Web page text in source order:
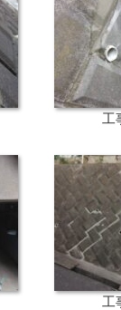
工
工